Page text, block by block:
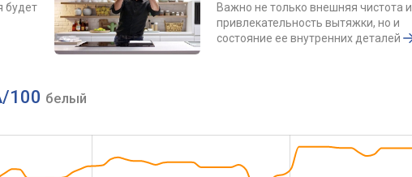
будет
Важно не только внешняя чистота и
привлекательность вытяжки, но и
состояние ее внутренних деталей
100 белый